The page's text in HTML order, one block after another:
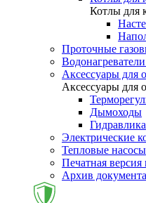
Котлы для
Проточные
Аксессуары для
Аксессуары для
Дымоходы
Гидравлика
Электрические
Тепловые насосы
Печатная версия
Архив